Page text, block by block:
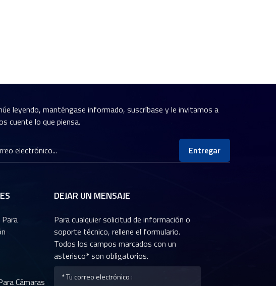
leyendo, manténgase informado, suscríbase y le invitamos a
cuente lo que piensa.
Entregar
Cámaras
DEJAR UN MENSAJE
Para cualquier solicitud de información o
soporte técnico, rellene el formulario.
Todos los campos marcados con un
asterisco* son obligatorios.